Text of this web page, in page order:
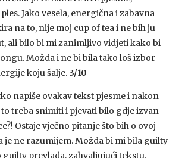
Jako vesela, energična i zabavna
na to, nije moj cup of tea i ne bih ju
ali bilo bi mi zanimljivo vidjeti kako bi
Možda i ne bi bila tako loš izbor
koju šalje. 3/10
napiše ovakav tekst pjesme i nakon
treba snimiti i pjevati bilo gdje izvan
Ostaje vječno pitanje što bih o ovoj
je ne razumijem. Možda bi mi bila guilty
guilty prevlada, zahvaljujući tekstu.